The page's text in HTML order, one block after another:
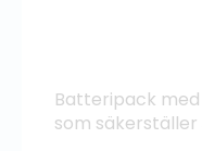
Batteripack med
som säkerställer